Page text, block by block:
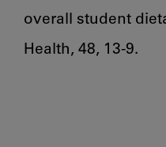
overall student
Health, 48, 13-9.